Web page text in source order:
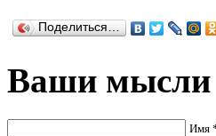
Поделиться…
Ваши мысли
Имя